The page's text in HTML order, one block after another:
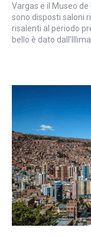
Vargas e il Museo
sono disposti saloni
risalenti al periodo
bello è dato